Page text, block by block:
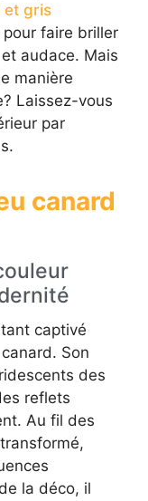
et gris
faire briller
audace. Mais
manière
Laissez-vous
par
canard
captivé
Son
des
reflets
Au fil des
la déco, il